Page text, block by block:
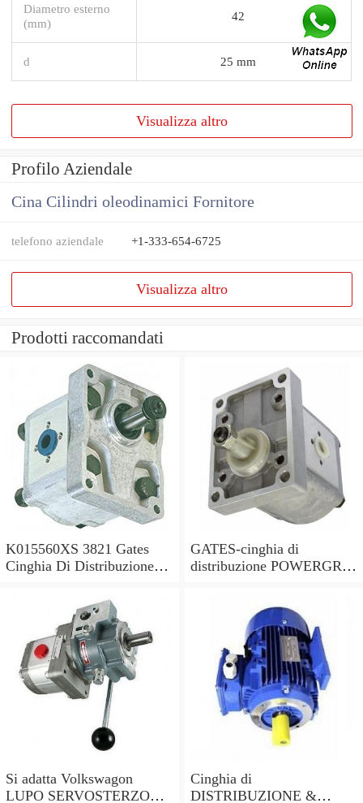
Diametro esterno
(mm)
42
d 25 mm
Visualizza altro
Profilo Aziendale
Cina Cilindri oleodinamici Fornitore
telefono aziendale +1-333-654-6725
Visualizza altro
Prodotti raccomandati
K015560XS 3821 Gates
Cinghia Di Distribuzione
GATES-cinghia di
distribuzione POWERGRIP
Si adatta Volkswagon
LUPO SERVOSTERZO
Cinghia di
DISTRIBUZIONE &